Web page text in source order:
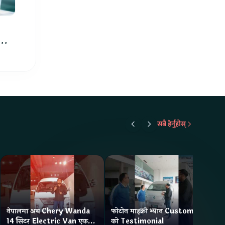
सबै हेर्नुहोस्
नेपालमा अब Chery Wanda
14 सिटर Electric Van एक
फोटोन माइक्रो भ्यान Customer
को Testimonial